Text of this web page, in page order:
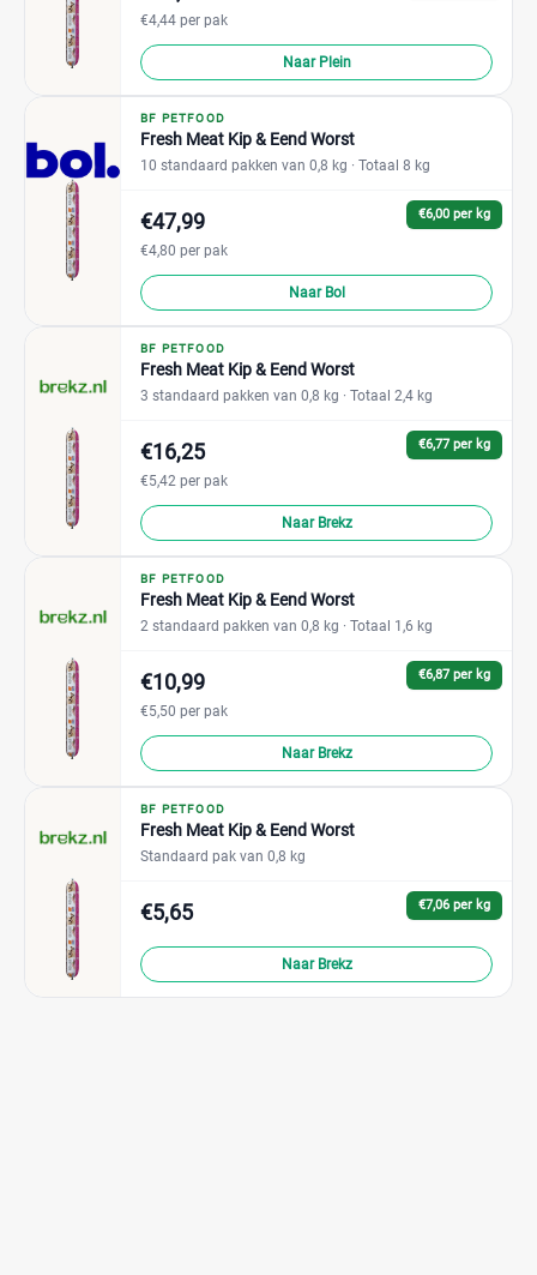
€4,44 per pak
Naar Plein
BF PETFOOD
Fresh Meat Kip & Eend Worst
10 standaard pakken van 0,8 kg · Totaal 8 kg
€6,00 per kg
€47,99
€4,80 per pak
Naar Bol
BF PETFOOD
Fresh Meat Kip & Eend Worst
3 standaard pakken van 0,8 kg · Totaal 2,4 kg
€6,77 per kg
€16,25
€5,42 per pak
Naar Brekz
BF PETFOOD
Fresh Meat Kip & Eend Worst
2 standaard pakken van 0,8 kg · Totaal 1,6 kg
€6,87 per kg
€10,99
€5,50 per pak
Naar Brekz
BF PETFOOD
Fresh Meat Kip & Eend Worst
Standaard pak van 0,8 kg
€7,06 per kg
€5,65
Naar Brekz